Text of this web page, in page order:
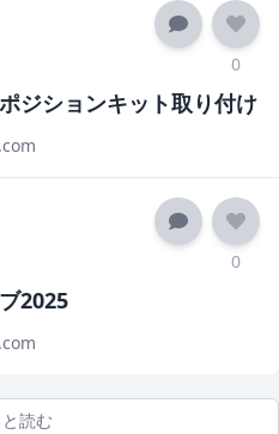
0
ジションキット取り付け
0
2025
読む